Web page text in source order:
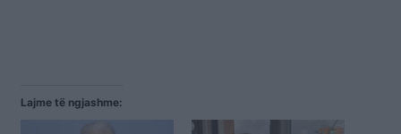
Lajme të ngjashme: